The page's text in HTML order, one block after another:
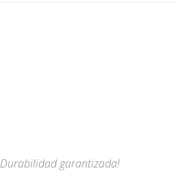
Durabilidad garantizada!